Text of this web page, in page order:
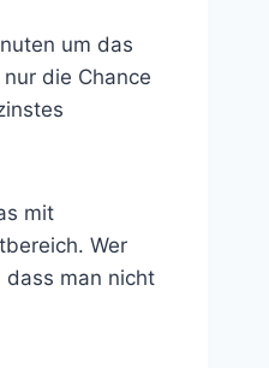
um das
die Chance
mit
Wer
man nicht